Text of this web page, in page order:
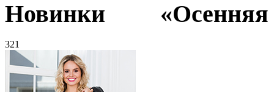
Новинки «Осенняя
321